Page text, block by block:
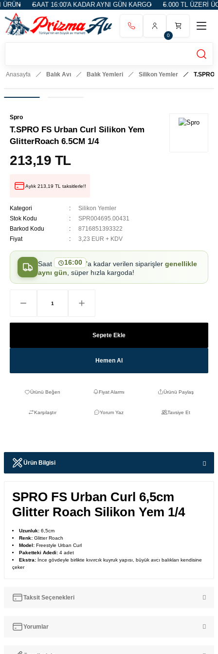
SAAT 16:00'A KADAR AYNI GÜN KARGO 5.000 TL ÜZERİ
0
Anasayfa Balık Avı Balık Yemleri Silikon Yemler T.SPRO
Spro
T.SPRO FS Urban Curl Silikon Yem
GlitterRoach 6.5CM 1/4
213,19 TL
Aylık 213,19 TL taksitlerle!!
Kategori
Silikon Yemler
Stok Kodu
SPR004695.00431
Barkod Kodu
8716851393322
Fiyat
3,23 EUR + KDV
Saat 16:00 'a kadar verilen siparişler genellikle
aynı gün , süper hızla kargoda!
Sepete Ekle
Hemen Al
Fiyat Alarmı Ürünü Paylaş
Karşılaştır Yorum Yaz Tavsiye Et
Ürün Bilgisi
SPRO FS Urban Curl 6,5cm
Glitter Roach Silikon Yem 1/4
Uzunluk: 6,5cm
Renk: Glitter Roach
Model: Freestyle Urban Curl
Paketteki Adedi: 4 adet
Ekstra: İnce gövdeyle birlikte kıvırcık kuyruk yapısı, büyük avcı balıkları kendisine
çeker
Taksit Seçenekleri
Yorumlar